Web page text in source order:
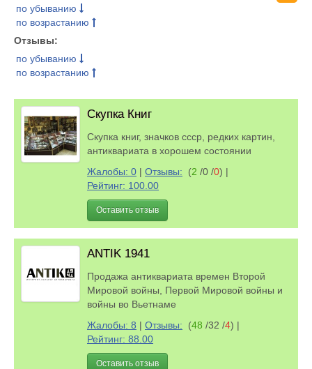
по убыванию
по возрастанию
Отзывы:
по убыванию
по возрастанию
Скупка Книг
Скупка книг, значков ссср, редких картин,
антиквариата в хорошем состоянии
Жалобы: 0 | Отзывы: (2 /0 /0) |
Рейтинг: 100.00
Оставить отзыв
ANTIK 1941
Продажа антиквариата времен Второй
Мировой войны, Первой Мировой войны и
войны во Вьетнаме
Жалобы: 8 | Отзывы: (48 /32 /4) |
Рейтинг: 88.00
Оставить отзыв